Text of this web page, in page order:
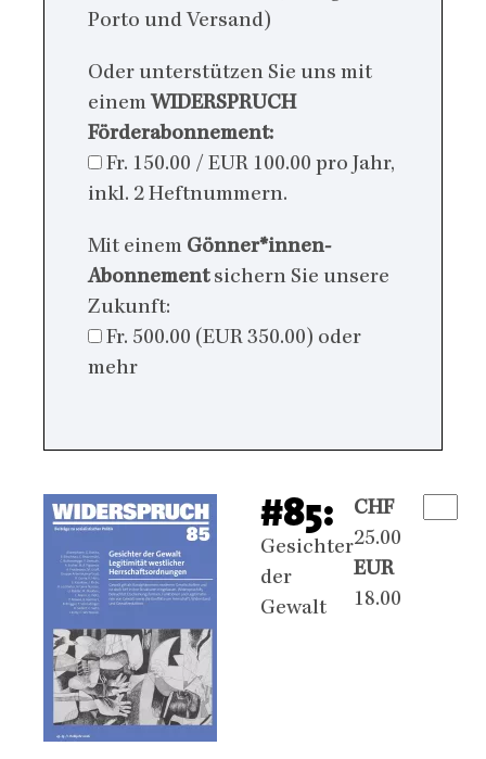
Porto und Versand)
Oder unterstützen Sie uns mit
einem WIDERSPRUCH
Förderabonnement:
Fr. 150.00 / EUR 100.00 pro Jahr,
inkl. 2 Heftnummern.
Mit einem Gönner*innen-
Abonnementsichern Sie unsere
Zukunft:
Fr. 500.00 (EUR 350.00) oder
mehr
#85:
Gesichter
der
Gewalt
CHF
25.00
EUR
18.00